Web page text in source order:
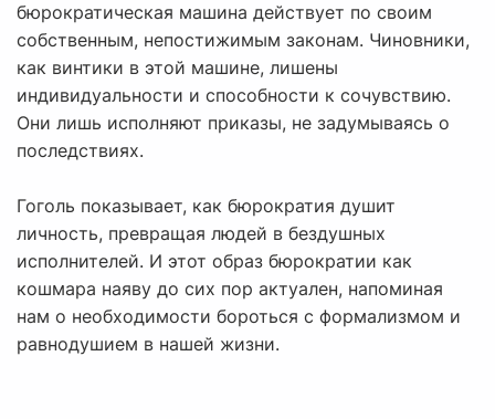
бюрократическая машина действует по своим
собственным, непостижимым законам. Чиновники,
как винтики в этой машине, лишены
индивидуальности и способности к сочувствию.
Они лишь исполняют приказы, не задумываясь о
последствиях.
Гоголь показывает, как бюрократия душит
личность, превращая людей в бездушных
исполнителей. И этот образ бюрократии как
кошмара наяву до сих пор актуален, напоминая
нам о необходимости бороться с формализмом и
равнодушием в нашей жизни.